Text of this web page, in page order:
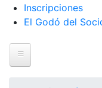
Inscripciones
El Godó del